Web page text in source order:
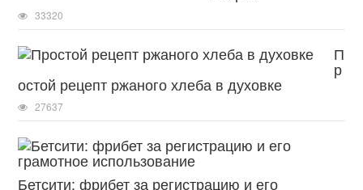
33320
П
р
остой рецепт ржаного хлеба в духовке
27637
Бетсити: фрибет за регистрацию и его